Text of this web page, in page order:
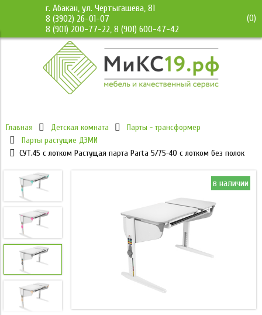
г. Абакан, ул. Чертыгашева, 81
8 (3902) 26-01-07
8 (901) 200-77-22, 8 (901) 600-47-42
(0)
Главная Детская комната
Парты - трансформер
Парты растущие ДЭМИ
СУТ.45 с лотком Растущая парта Parta 5/75-40 с лотком без полок
в наличии в наличии